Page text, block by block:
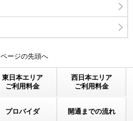
ページの先頭へ
東日本エリア
ご利用料金
西日本エリア
ご利用料金
プロバイダ 開通までの流れ